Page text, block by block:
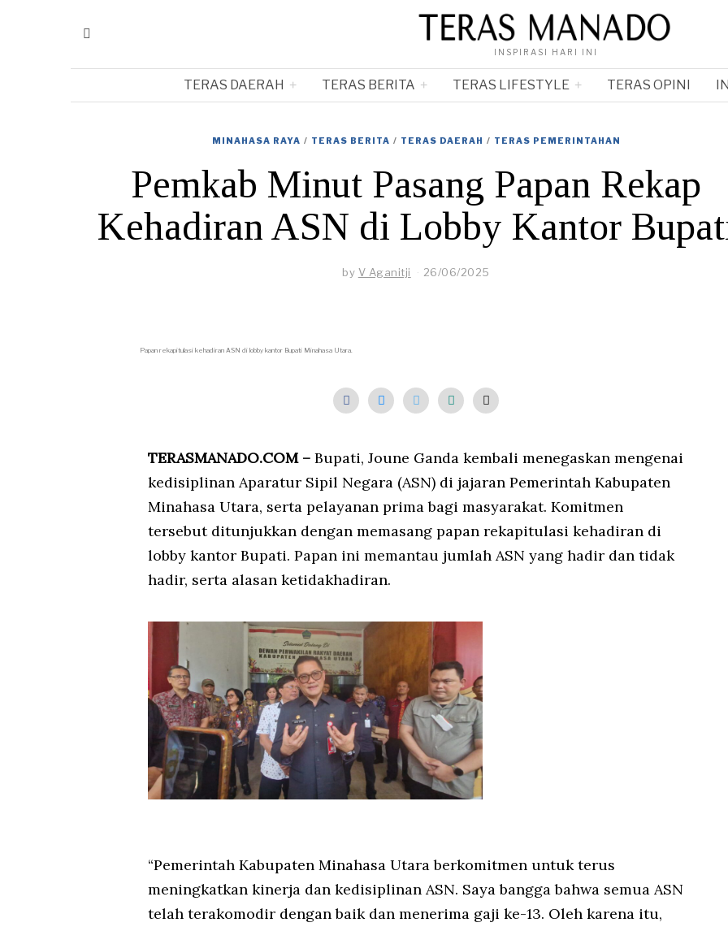
INSPIRASI HARI INI
TERAS DAERAH TERAS BERITA TERAS LIFESTYLE TERAS OPINI
MINAHASA RAYA / TERAS BERITA / TERAS DAERAH / TERAS PEMERINTAHAN
Pemkab Minut Pasang Papan Rekap
Kehadiran ASN di Lobby Kantor
by V Aganitji 26/06/2025
2
5
Papan rekapitulasi kehadiran ASN di lobby kantor Bupati Minahasa Utara.
TERASMANADO.COM – Bupati, Joune Ganda kembali menegaskan mengenai
kedisiplinan Aparatur Sipil Negara (ASN) di jajaran Pemerintah Kabupaten
Minahasa Utara, serta pelayanan prima bagi masyarakat. Komitmen
tersebut ditunjukkan dengan memasang papan rekapitulasi kehadiran di
lobby kantor Bupati. Papan ini memantau jumlah ASN yang hadir dan tidak
hadir, serta alasan ketidakhadiran.
“Pemerintah Kabupaten Minahasa Utara berkomitmen untuk terus
meningkatkan kinerja dan kedisiplinan ASN. Saya bangga bahwa semua ASN
telah terakomodir dengan baik dan menerima gaji ke-13. Oleh karena itu,